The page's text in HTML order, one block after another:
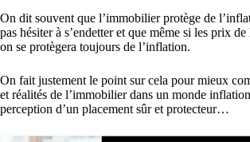
On dit souvent que l’immobilier protège de
pas hésiter à s’endetter et que même si les prix
on se protègera toujours de l’inflation.
On fait justement le point sur cela pour mieux
et réalités de l’immobilier dans un monde
perception d’un placement sûr et protecteur…